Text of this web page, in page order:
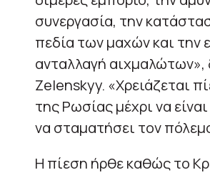
συνεργασία, την
πεδία των μαχών και την
ανταλλαγή
Zelenskyy. «Χρειάζεται
της Ρωσίας μέχρι να
να σταματήσει τον
Η πίεση ήρθε καθώς το